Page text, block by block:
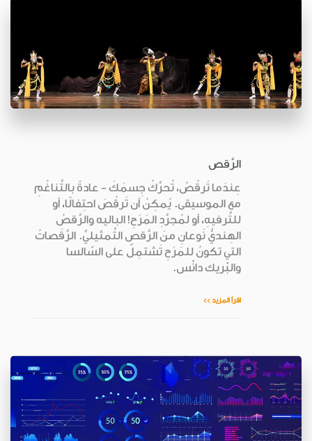
الرَّقص
عِندَما تَرقُصُ، تُحرِّكُ جِسمَكَ - عادةً بالتَّناغُمِ
مع الموسيقى. يُمكِنُ أن تَرقُصَ احتِفالًا، أو
للتَّرفيهِ، أو لمُجرَّدِ المَرَحِ! الباليه والرَّقصُ
الهِنديُّ نَوعانِ منَ الرَّقصِ التَّمثيليِّ. الرَّقَصاتُ
التي تكونُ للمَرَحِ تَشتمِلُ على السّالسا
والبْريك دانْس.
اقرأ المزيد >>